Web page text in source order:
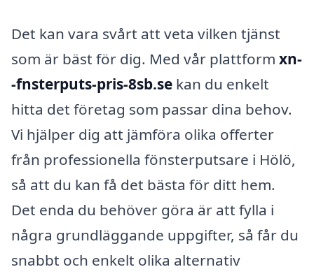
Det kan vara svårt att veta vilken tjänst
som är bäst för dig. Med vår plattform xn-
-fnsterputs-pris-8sb.se kan du enkelt
hitta det företag som passar dina behov.
Vi hjälper dig att jämföra olika offerter
från professionella fönsterputsare i Hölö,
så att du kan få det bästa för ditt hem.
Det enda du behöver göra är att fylla i
några grundläggande uppgifter, så får du
snabbt och enkelt olika alternativ